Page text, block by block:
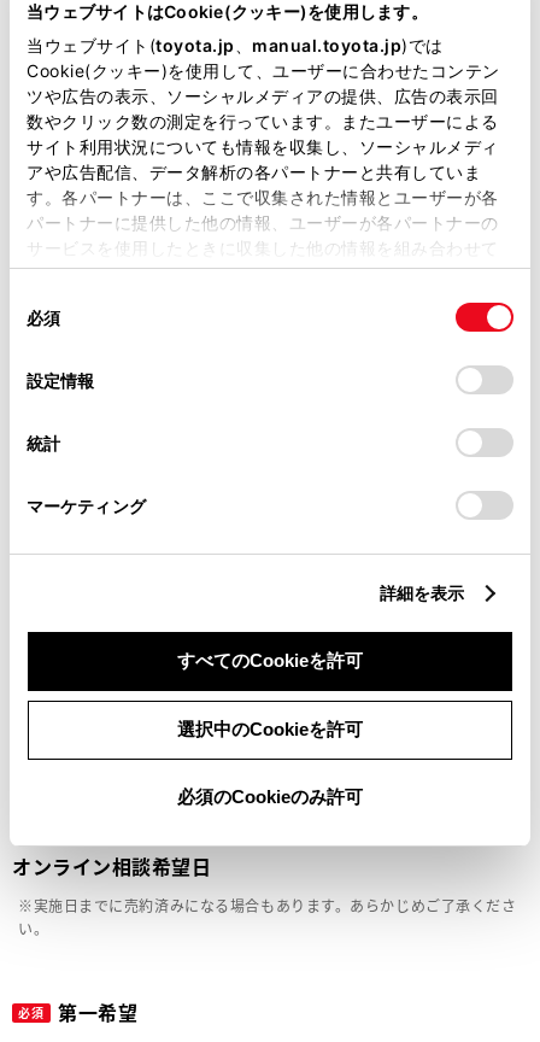
当ウェブサイトはCookie(クッキー)を使用します。
当ウェブサイト(toyota.jp manual.toyota.jp)では
Cookie(クッキー)を使用して、ユーザーに合わせたコンテン
ツや広告の表示、ソーシャルメディアの提供、広告の表示回
数やクリック数の測定を行っています。またユーザーによる
サイト利用状況についても情報を収集し、ソーシャルメディ
アや広告配信、データ解析の各パートナーと共有していま
す。各パートナーは、ここで収集された情報とユーザーが各
パートナーに提供した他の情報、ユーザーが各パートナーの
サービスを使用したときに収集した他の情報を組み合わせて
使用することがあります。当ウェブサイトの使用を続行する
デバイスにすべてのCookie(クッキー)が保存されることに同
意したことになります。Cookie(クッキー)のオプトアウト、
設定の変更、同意を撤回したりするにあたっては、当社の
「Cookie（クッキー）情報の取り扱いについて
」をご覧くだ
必須
設定情報
統計
マーケティング
詳細を表示
すべてのCookieを許可
選択中のCookieを許可
必須のCookieのみ許可
必須 ご希望の連絡方法
Eメール
電話
必須 メールアドレス
見積り相談
その他
オンライン相談希望日
※実施日までに売約済みになる場合もあります。あらかじめご了承くださ
い。
必須 第一希望